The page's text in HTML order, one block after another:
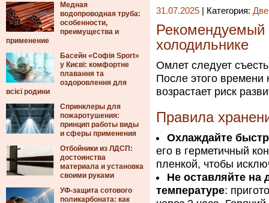
Медная
водопроводная труба:
особенности,
преимущества и
применение
Басейн «Софія Sport»
у Києві: комфортне
плавання та
оздоровлення для
всієї родини
Спринклеры для
пожаротушения:
принцип работы виды
и сферы применения
Отбойники из ЛДСП:
достоинства
материала и установка
своими руками
УФ-защита сотового
поликарбоната: как
31.07.2025 | Категория:
Рекомендуемый
холодильнике
Омлет следует
После этого времени
возрастает риск
Правила
Охлаждайте
его в герметичный
пленкой, чтобы
Не оставляйте на
температуре: